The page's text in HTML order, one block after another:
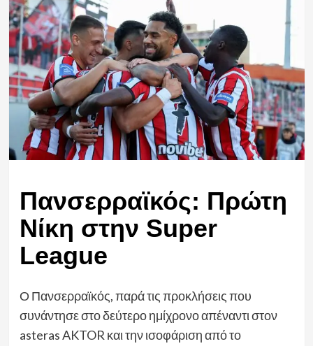
Πανσερραϊκός: Πρώτη
Νίκη στην Super
League
Ο Πανσερραϊκός, παρά τις προκλήσεις που
συνάντησε στο δεύτερο ημίχρονο απέναντι στον
asteras AKTOR και την ισοφάριση από το